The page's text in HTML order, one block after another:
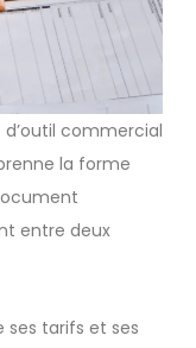
commercial
la forme
entre deux
ses tarifs et ses